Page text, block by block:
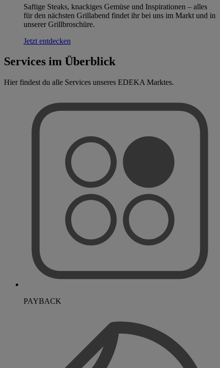
Saftige Steaks, knackiges Gemüse und Inspirationen – alles
für den nächsten Grillabend findet ihr bei uns im Markt und in
unserer Grillbroschüre.
Jetzt entdecken
Services im Überblick
Hier findest du alle Services unseres EDEKA Marktes.
PAYBACK